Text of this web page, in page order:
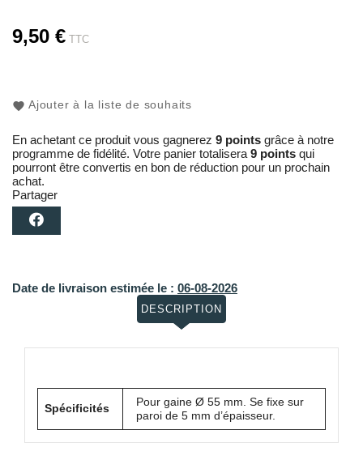
9,50 € TTC
Ajouter à la liste de souhaits
En achetant ce produit vous gagnerez 9 points grâce à notre
programme de fidélité. Votre panier totalisera 9 points qui
pourront être convertis en bon de réduction pour un prochain
achat.
Partager
Date de livraison estimée le : 06-08-2026
DESCRIPTION
Spécificités
Pour gaine Ø 55 mm. Se fixe sur
paroi de 5 mm d’épaisseur.